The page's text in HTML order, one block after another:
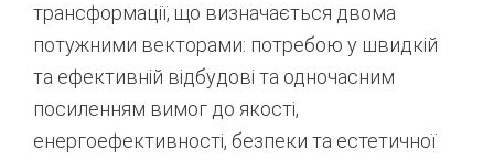
трансформації, що визначається двома
потужними векторами: потребою у швидкій
та ефективній відбудові та одночасним
посиленням вимог до якості,
енергоефективності, безпеки та естетичної